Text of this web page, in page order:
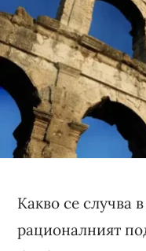
Какво се случва
рационалният